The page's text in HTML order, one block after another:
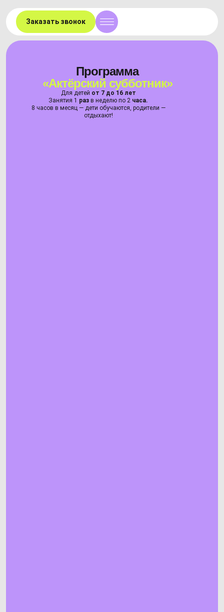
Заказать звонок
Программа
«Актёрский субботник»
Для детей от 7 до 16 лет
Занятия 1 раз в неделю по 2 часа.
8 часов в месяц — дети обучаются, родители —
отдыхают!